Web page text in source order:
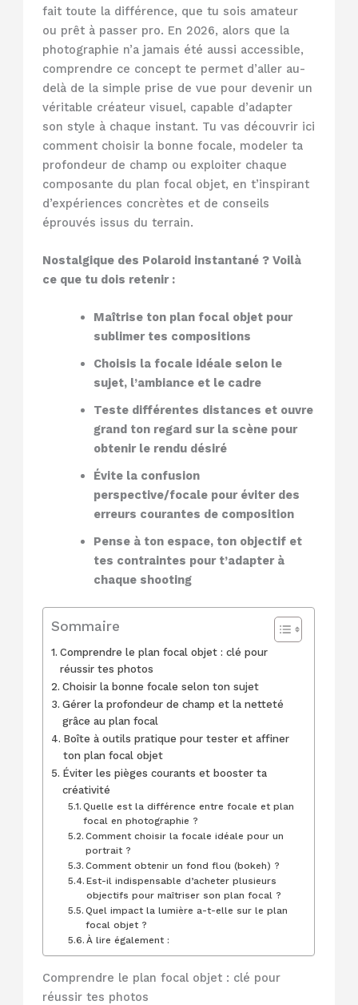
fait toute la différence, que tu sois amateur
ou prêt à passer pro. En 2026, alors que la
photographie n’a jamais été aussi accessible,
comprendre ce concept te permet d’aller au-
delà de la simple prise de vue pour devenir un
véritable créateur visuel, capable d’adapter
son style à chaque instant. Tu vas découvrir ici
comment choisir la bonne focale, modeler ta
profondeur de champ ou exploiter chaque
composante du plan focal objet, en t’inspirant
d’expériences concrètes et de conseils
éprouvés issus du terrain.
Nostalgique des Polaroid instantané ? Voilà
ce que tu dois retenir :
Maîtrise ton plan focal objet pour
sublimer tes compositions
Choisis la focale idéale selon le
sujet, l’ambiance et le cadre
Teste différentes distances et ouvre
grand ton regard sur la scène pour
obtenir le rendu désiré
Évite la confusion
perspective/focale pour éviter des
erreurs courantes de composition
Pense à ton espace, ton objectif et
tes contraintes pour t’adapter à
chaque shooting
Sommaire
Comprendre le plan focal objet : clé pour
réussir tes photos
Choisir la bonne focale selon ton sujet
Gérer la profondeur de champ et la netteté
grâce au plan focal
Boîte à outils pratique pour tester et affiner
ton plan focal objet
Éviter les pièges courants et booster ta
créativité
Quelle est la différence entre focale et plan
focal en photographie ?
Comment choisir la focale idéale pour un
portrait ?
Comment obtenir un fond flou (bokeh) ?
Est-il indispensable d’acheter plusieurs
objectifs pour maîtriser son plan focal ?
Quel impact la lumière a-t-elle sur le plan
focal objet ?
À lire également :
Comprendre le plan focal objet : clé pour
réussir tes photos